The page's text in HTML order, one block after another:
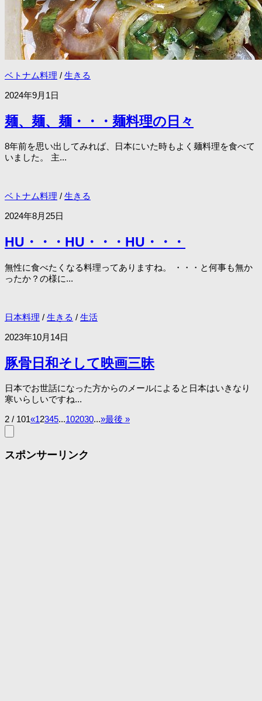
ベトナム料理 / 生きる
2024年9月1日
麺、麺、麺・・・麺料理の日々
8年前を思い出してみれば、日本にいた時もよく麺料理を食べて
いました。 主...
ベトナム料理 / 生きる
2024年8月25日
HU・・・HU・・・HU・・・
無性に食べたくなる料理ってありますね。 ・・・と何事も無か
ったか？の様に...
日本料理 / 生きる / 生活
2023年10月14日
豚骨日和そして映画三昧
日本でお世話になった方からのメールによると日本はいきなり
寒いらしいですね...
2 / 101«12345...102030...»最後 »
スポンサーリンク